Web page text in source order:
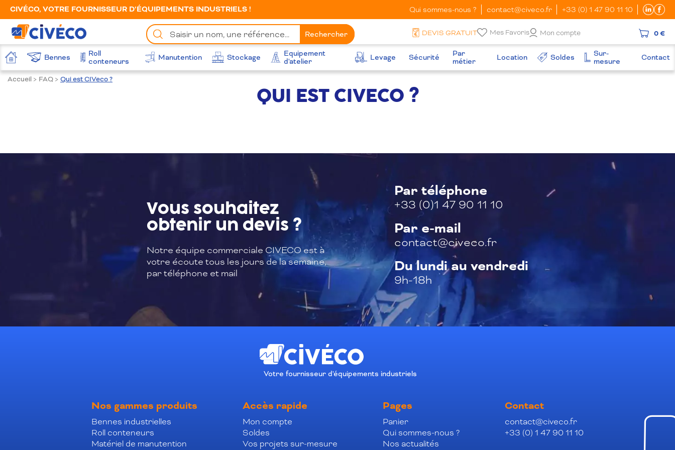
CIVÉCO, VOTRE FOURNISSEUR D’ÉQUIPEMENTS INDUSTRIELS ! Qui sommes-nous ? contact@civeco.fr +33 (0) 1 47 90 11 10
Chercher
un
produit
Rechercher DEVIS GRATUIT Mes Favoris Mon compte 0 €
Accueil Bennes
Roll
conteneurs
Manutention Stockage
Equipement
d'atelier
Levage Sécurité
Par
métier
Location Soldes
Sur-
mesure
Contact
Accueil > FAQ > Qui est CIVeco ?
QUI EST CIVECO ?
Vous souhaitez
obtenir un devis ?
Notre équipe commerciale CIVECO est à
votre écoute tous les jours de la semaine,
par téléphone et mail
Par téléphone
+33 (0)1 47 90 11 10
Par e-mail
contact@civeco.fr
Du lundi au vendredi
9h-18h
Votre fournisseur d'équipements industriels
Nos gammes produits
Bennes industrielles
Roll conteneurs
Matériel de manutention
Accès rapide
Mon compte
Soldes
Vos projets sur-mesure
Pages
Panier
Qui sommes-nous ?
Nos actualités
Contact
contact@civeco.fr
+33 (0) 1 47 90 11 10